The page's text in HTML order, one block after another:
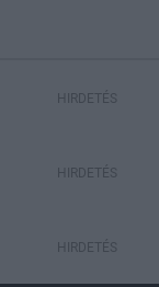
HIRDETÉS
HIRDETÉS
HIRDETÉS